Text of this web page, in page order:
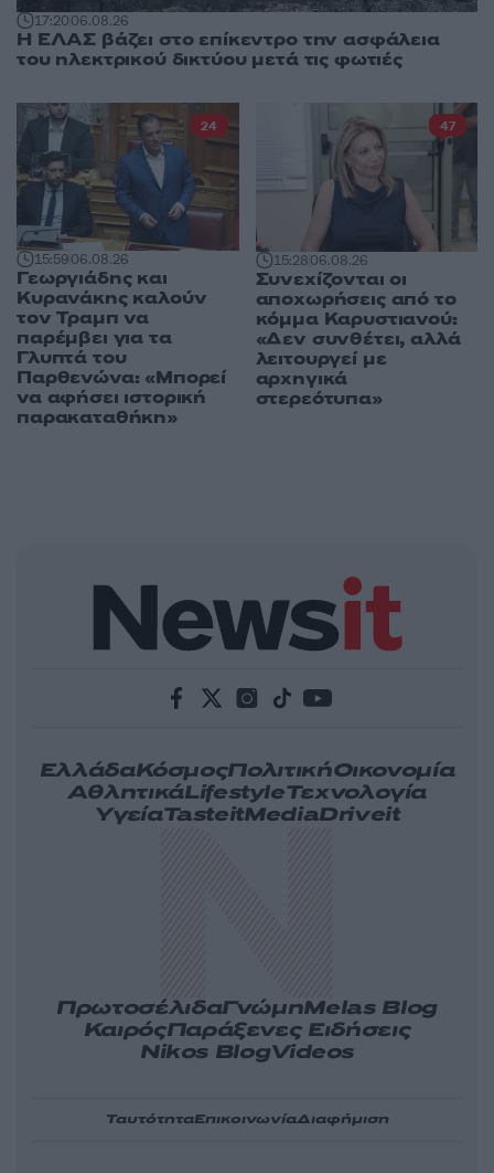
17:2006.08.26
Η ΕΛΑΣ βάζει στο επίκεντρο την ασφάλεια
του ηλεκτρικού δικτύου μετά τις φωτιές
15:5906.08.26
Γεωργιάδης και
Κυρανάκης καλούν
τον Τραμπ να
παρέμβει για τα
Γλυπτά του
Παρθενώνα: «Μπορεί
να αφήσει ιστορική
παρακαταθήκη»
24
15:2806.08.26
Συνεχίζονται οι
αποχωρήσεις από το
κόμμα Καρυστιανού:
«Δεν συνθέτει, αλλά
λειτουργεί με
αρχηγικά
στερεότυπα»
47
ΕλλάδαΚόσμοςΠολιτικήΟικονομία
ΑθλητικάLifestyleΤεχνολογία
ΥγείαTasteitMediaDriveit
ΠρωτοσέλιδαΓνώμηMelas Blog
ΚαιρόςΠαράξενες Ειδήσεις
Nikos BlogVideos
ΤαυτότηταΕπικοινωνίαΔιαφήμιση